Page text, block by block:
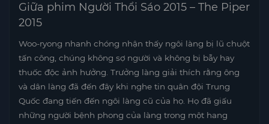
Giữa phim Người Thổi Sáo 2015 – The Piper
2015
Woo-ryong nhanh chóng nhận thấy ngôi làng bị lũ chuột
tấn công, chúng không sợ người và không bị bẫy hay
thuốc độc ảnh hưởng. Trưởng làng giải thích rằng ông
và dân làng đã đến đây khi nghe tin quân đội Trung
Quốc đang tiến đến ngôi làng cũ của họ. Họ đã giấu
những người bệnh phong của làng trong một hang